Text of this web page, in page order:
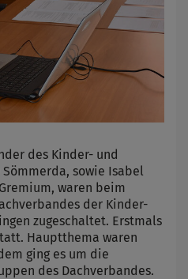
des Kinder- und
Sömmerda, sowie Isabel
waren beim
der Kinder-
zugeschaltet. Erstmals
Hauptthema waren
ging es um die
des Dachverbandes.